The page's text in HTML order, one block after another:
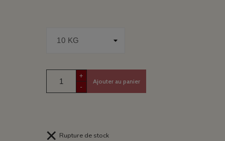
+
-
Ajouter au panier
Rupture de stock